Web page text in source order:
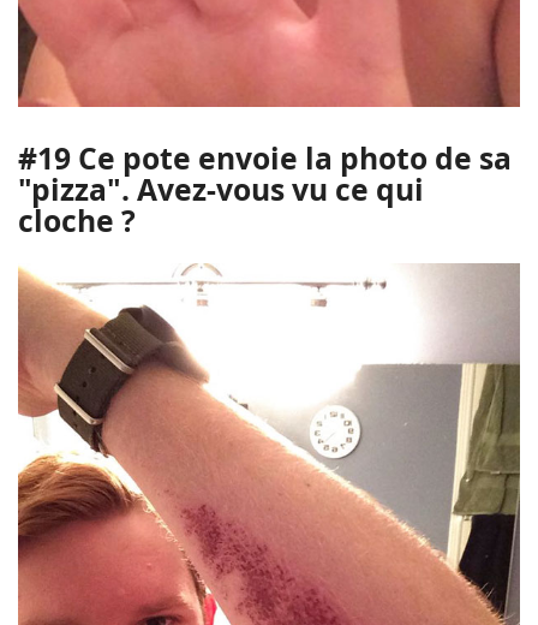
#19 Ce pote envoie la photo de sa
"pizza". Avez-vous vu ce qui
cloche ?